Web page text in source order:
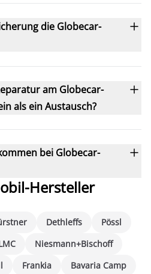
die Globecar-
am Globecar-
als ein Austausch?
bei Globecar-
Hersteller
Dethleffs
Pössl
Niesmann+Bischoff
Frankia
Bavaria Camp